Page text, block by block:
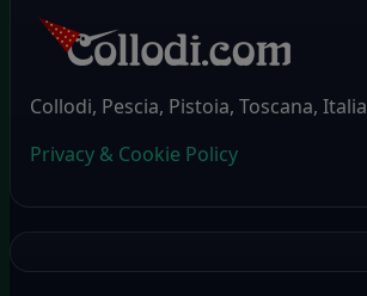
Collodi, Pescia, Pistoia, Toscana, Italia
Privacy & Cookie Policy